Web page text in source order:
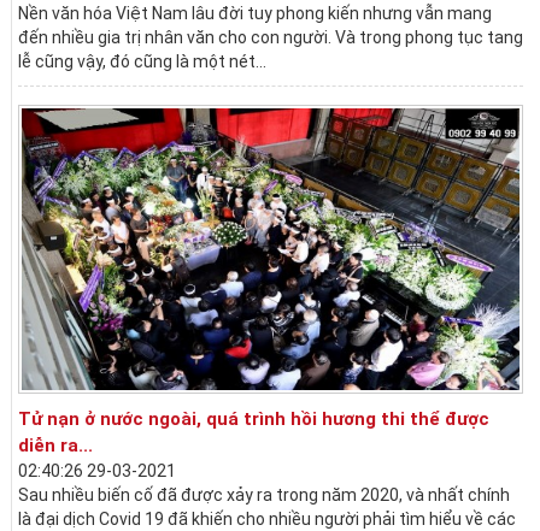
Nền văn hóa Việt Nam lâu đời tuy phong kiến nhưng vẫn mang
đến nhiều gia trị nhân văn cho con người. Và trong phong tục tang
lễ cũng vậy, đó cũng là một nét...
Tử nạn ở nước ngoài, quá trình hồi hương thi thể được
diễn ra...
02:40:26 29-03-2021
Sau nhiều biến cố đã được xảy ra trong năm 2020, và nhất chính
là đại dịch Covid 19 đã khiến cho nhiều người phải tìm hiểu về các